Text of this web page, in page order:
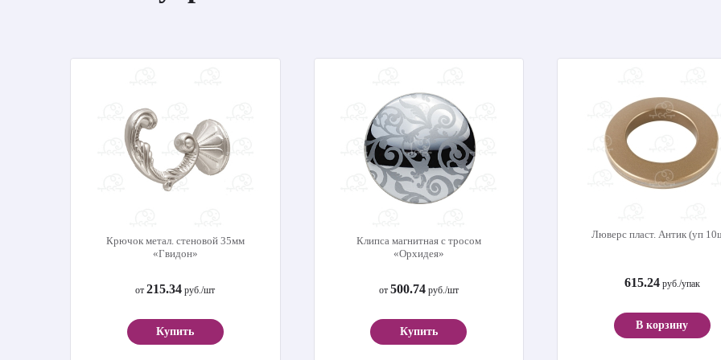
Крючок метал. стеновой 35мм
«Гвидон»
от215.34 руб./шт
Купить
Клипса магнитная с тросом
«Орхидея»
от 500.74руб./шт
Купить
Люверс пласт. Антик (уп
615.24руб./упак
В корзину